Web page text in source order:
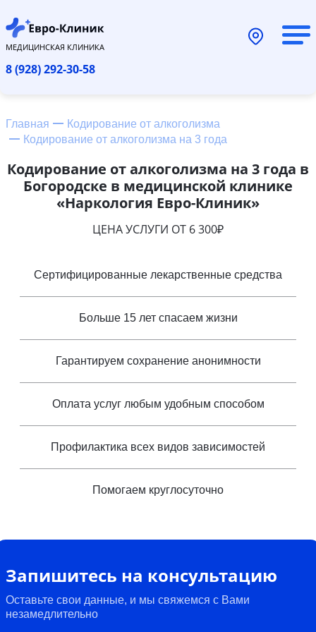
МЕДИЦИНСКАЯ КЛИНИКА
8 (928) 292-30-58
Главная
Кодирование от алкоголизма
Кодирование от алкоголизма на 3 года
Кодирование от алкоголизма на 3 года в
Богородске в медицинской клинике
«Наркология Евро-Клиник»
ЦЕНА УСЛУГИ ОТ 6 300₽
Сертифицированные лекарственные средства
Больше 15 лет спасаем жизни
Гарантируем сохранение анонимности
Оплата услуг любым удобным способом
Профилактика всех видов зависимостей
Помогаем круглосуточно
Запишитесь на консультацию
Оставьте свои данные, и мы свяжемся с Вами
незамедлительно